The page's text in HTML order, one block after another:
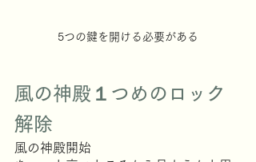
5つの鍵を開ける必要がある
風の神殿１つめのロック
解除
風の神殿開始